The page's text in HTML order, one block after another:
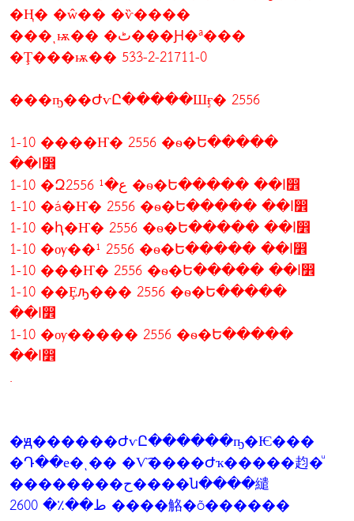
�Ң� �ŵ�� �ѷ����
���ͺѭ�� �ٹ���Ԩ�ª���
�Ţ���ѭ�� 533-2-21711-0
���ҧ��ԺѵԸ�����Шӻ� 2556
1-10 ����Ҥ� 2556 �ѳ�Ե�����
��ا෾
1-10 �Զع�¹ 2556 �ѳ�Ե����� ��ا෾
1-10 �á�Ҥ� 2556 �ѳ�Ե����� ��ا෾
1-10 �ԧ�Ҥ� 2556 �ѳ�Ե����� ��ا෾
1-10 �ѹ��¹ 2556 �ѳ�Ե����� ��ا෾
1-10 ���Ҥ� 2556 �ѳ�Ե����� ��ا෾
1-10 ��Ȩԡ��� 2556 �ѳ�Ե�����
��ا෾
1-10 �ѹ����� 2556 �ѳ�Ե�����
��ا෾
.
�ԭ������ԺѵԸ������ҧ�Ѥ���
�Դ��е�ͺ�� �Ѵ͡����Ժҡ�����赹�ͧ
��������ح����ն����繾
ط��٪� 2600 ����觡�õ������